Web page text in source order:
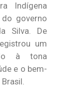
Indígena
governo
Silva. De
um
à tona
e o bem-